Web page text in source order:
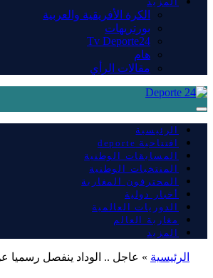
الكرة الأفريقية والعربية
بورتريهات
Tv Deporte24
هام
مقالات الرأي
الرئيسية
افتتاحية deporte
المسابقات الوطنية
المنتخبات الوطنية
المحترفون المغاربة
أخبار دولية
الدوريات العالمية
مغاربة العالم
المزيد
الرئيسية » عاجل .. الوداد ينفصل رسميا